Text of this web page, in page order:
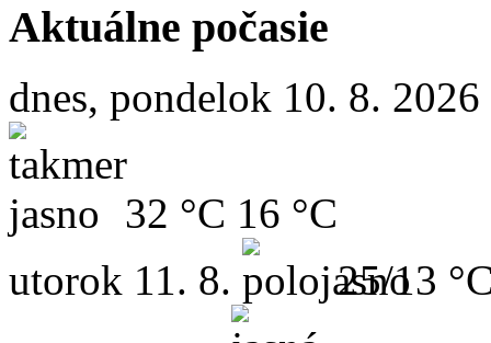
Aktuálne počasie
dnes, pondelok 10. 8. 2026
32 °C 16 °C
utorok 11. 8. 25/13